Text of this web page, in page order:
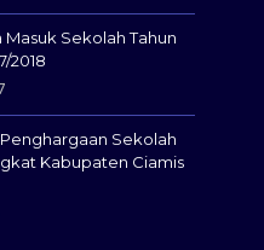
Sekolah Tahun
2018
Penghargaan Sekolah
Kabupaten Ciamis